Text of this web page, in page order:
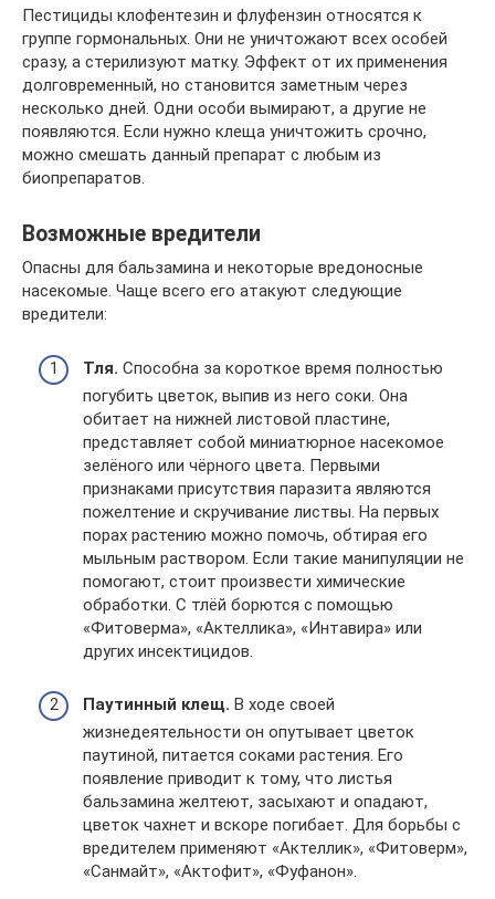
Пестициды клофентезин и флуфензин относятся к
группе гормональных. Они не уничтожают всех особей
сразу, а стерилизуют матку. Эффект от их применения
долговременный, но становится заметным через
несколько дней. Одни особи вымирают, а другие не
появляются. Если нужно клеща уничтожить срочно,
можно смешать данный препарат с любым из
биопрепаратов.
Возможные вредители
Опасны для бальзамина и некоторые вредоносные
насекомые. Чаще всего его атакуют следующие
вредители:
Тля. Способна за короткое время полностью
погубить цветок, выпив из него соки. Она
обитает на нижней листовой пластине,
представляет собой миниатюрное насекомое
зелёного или чёрного цвета. Первыми
признаками присутствия паразита являются
пожелтение и скручивание листвы. На первых
порах растению можно помочь, обтирая его
мыльным раствором. Если такие манипуляции не
помогают, стоит произвести химические
обработки. С тлёй борются с помощью
«Фитоверма», «Актеллика», «Интавира» или
других инсектицидов.
Паутинный клещ. В ходе своей
жизнедеятельности он опутывает цветок
паутиной, питается соками растения. Его
появление приводит к тому, что листья
бальзамина желтеют, засыхают и опадают,
цветок чахнет и вскоре погибает. Для борьбы с
вредителем применяют «Актеллик», «Фитоверм»,
«Санмайт», «Актофит», «Фуфанон».